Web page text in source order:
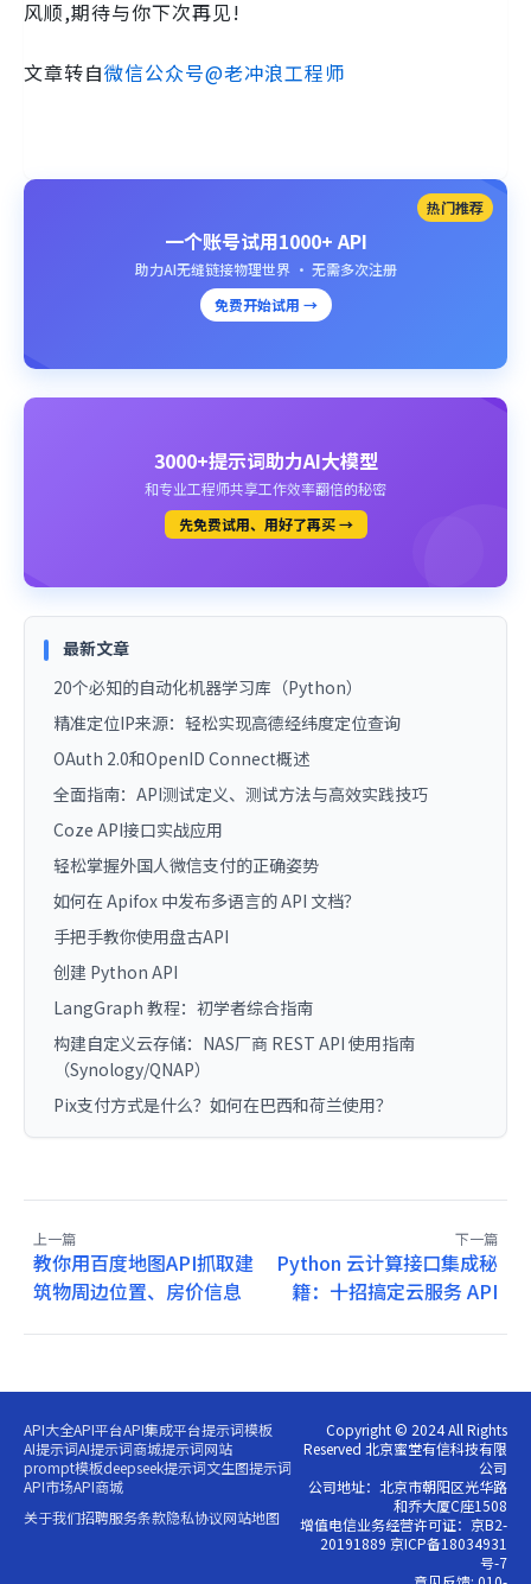
风顺,期待与你下次再见!
文章转自微信公众号@老冲浪工程师
热门推荐
一个账号试用1000+ API
助力AI无缝链接物理世界 · 无需多次注册
免费开始试用 →
3000+提示词助力AI大模型
和专业工程师共享工作效率翻倍的秘密
先免费试用、用好了再买 →
最新文章
20个必知的自动化机器学习库（Python）
精准定位IP来源：轻松实现高德经纬度定位查询
OAuth 2.0和OpenID Connect概述
全面指南：API测试定义、测试方法与高效实践技巧
Coze API接口实战应用
轻松掌握外国人微信支付的正确姿势
如何在 Apifox 中发布多语言的 API 文档？
手把手教你使用盘古API
创建 Python API
LangGraph 教程：初学者综合指南
构建自定义云存储：NAS厂商 REST API 使用指南
（Synology/QNAP）
Pix支付方式是什么？如何在巴西和荷兰使用？
上一篇
教你用百度地图API抓取建
筑物周边位置、房价信息
下一篇
Python 云计算接口集成秘
籍：十招搞定云服务 API
API大全API平台API集成平台提示词模板
AI提示词AI提示词商城提示词网站
prompt模板deepseek提示词文生图提示词
API市场API商城
关于我们招聘服务条款隐私协议网站地图
Copyright © 2024 All Rights
Reserved 北京蜜堂有信科技有限
公司
公司地址：北京市朝阳区光华路
和乔大厦C座1508
增值电信业务经营许可证：京B2-
20191889 京ICP备18034931
号-7